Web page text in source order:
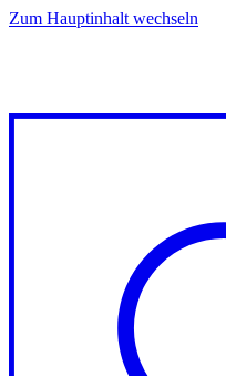
Zum Hauptinhalt wechseln